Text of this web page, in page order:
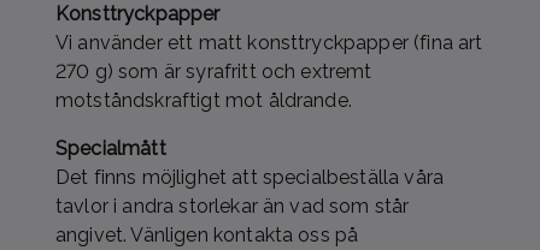
Konsttryckpapper
Vi använder ett matt konsttryckpapper (fina art
270 g) som är syrafritt och extremt
motståndskraftigt mot åldrande.
Specialmått
Det finns möjlighet att specialbeställa våra
tavlor i andra storlekar än vad som står
angivet. Vänligen kontakta oss på